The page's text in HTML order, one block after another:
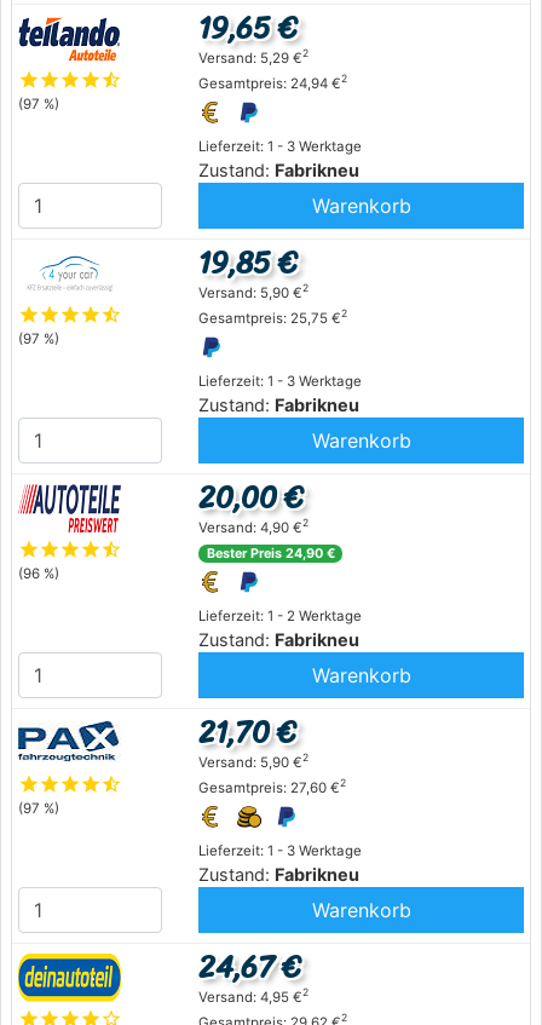
starstarstarstarstar_half
(97 %)
Lieferzeit: 1 - 3 Werktage
Zustand: Fabrikneu
19,65 €
Versand: 5,29 €2
Gesamtpreis: 24,94 €2
Warenkorb
starstarstarstarstar_half
(97 %)
Lieferzeit: 1 - 3 Werktage
Zustand: Fabrikneu
19,85 €
Versand: 5,90 €2
Gesamtpreis: 25,75 €2
Warenkorb
starstarstarstarstar_half
(96 %)
Lieferzeit: 1 - 2 Werktage
Zustand: Fabrikneu
20,00 €
Versand: 4,90 €2
Bester Preis 24,90 €
Warenkorb
starstarstarstarstar_half
(97 %)
Lieferzeit: 1 - 3 Werktage
Zustand: Fabrikneu
21,70 €
Versand: 5,90 €2
Gesamtpreis: 27,60 €2
Warenkorb
starstarstarstarstar_outline
24,67 €
Versand: 4,95 €2
2